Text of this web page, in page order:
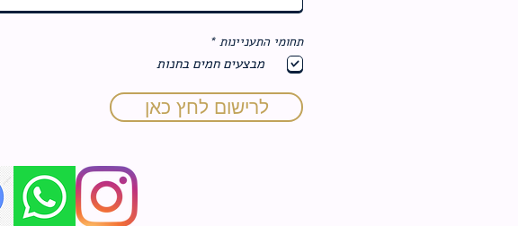
תחומי התעניינות *
ב
מבצעים חמים בחנות
לרישום לחץ כאן